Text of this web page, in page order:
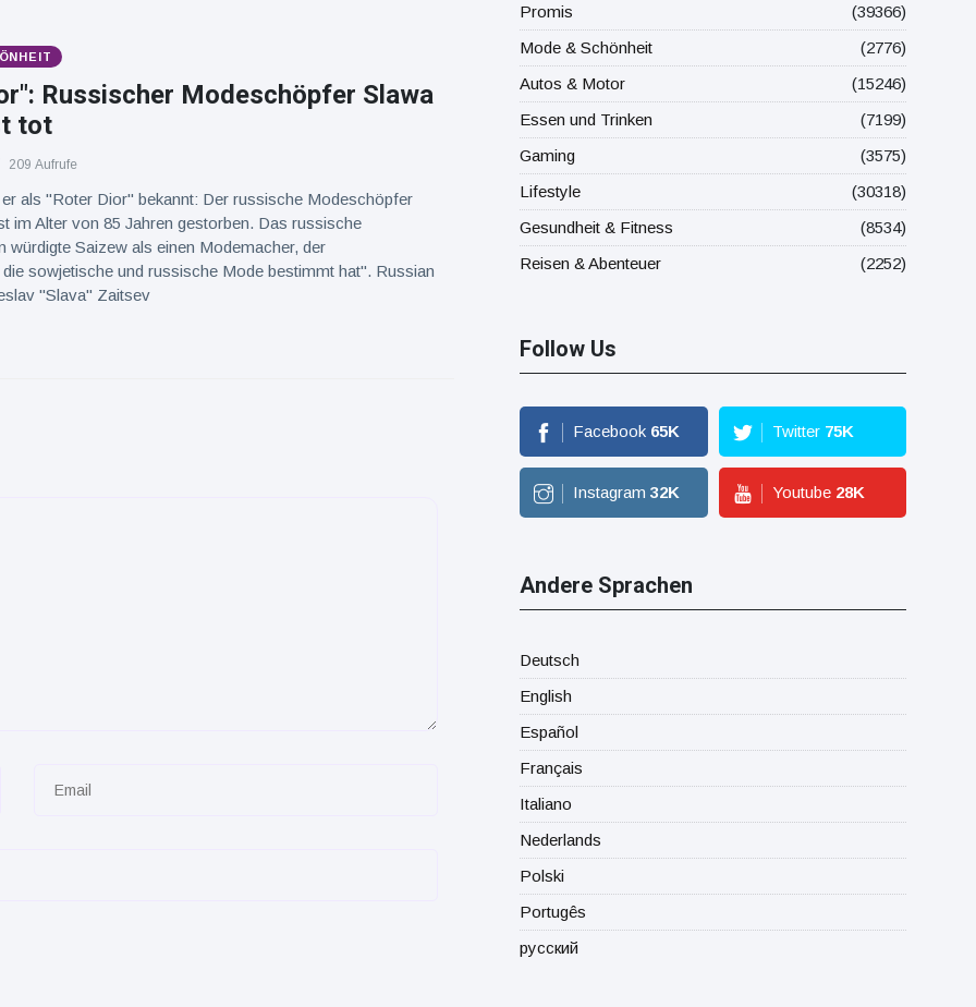
Russischer Modeschöpfer Slawa
tot
209 Aufrufe
als "Roter Dior" bekannt: Der russische Modeschöpfer
im Alter von 85 Jahren gestorben. Das russische
würdigte Saizew als einen Modemacher, der
sowjetische und russische Mode bestimmt hat". Russian
"Slava" Zaitsev
Promis
(39366)
Mode & Schönheit
(2776)
Autos & Motor
(15246)
Essen und Trinken
(7199)
Gaming
(3575)
Lifestyle
(30318)
Gesundheit & Fitness
(8534)
Reisen & Abenteuer
(2252)
Follow Us
Facebook 65K Twitter 75K
Instagram 32K Youtube 28K
Andere Sprachen
Deutsch
English
Español
Français
Italiano
Nederlands
Polski
Portugês
русский